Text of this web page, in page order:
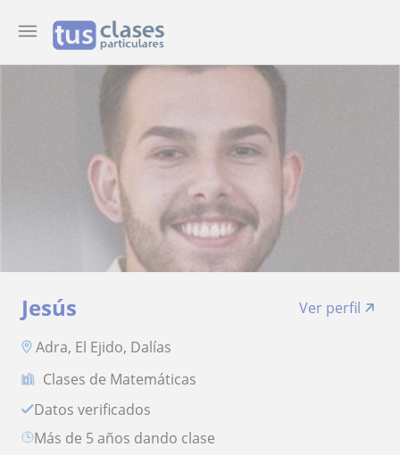
Jesús
Ver perfil
Adra, El Ejido, Dalías
Clases de Matemáticas
Datos verificados
más de 5 años dando clase